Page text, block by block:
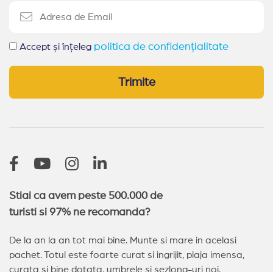
Accept și înțeleg politica de confidențialitate
Trimite
Stiai ca avem peste 500.000 de
turisti si 97% ne recomanda?
De la an la an tot mai bine. Munte si mare in acelasi
pachet. Totul este foarte curat si ingrijit, plaja imensa,
curata si bine dotata, umbrele si sezlong-uri noi.